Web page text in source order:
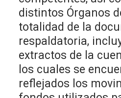
distintos Órganos
totalidad de la
respaldatoria,
extractos de la
los cuales se
reflejados los